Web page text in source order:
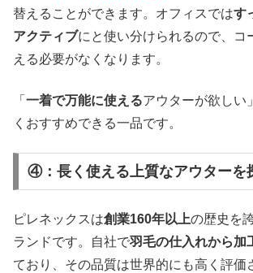
替えることができます。オフィスではす
アクティブにと使い分けられるので、コ
える必要がなくなります。
「 一着で万能に使えるアウターが欲しい
くおすすめできる一品です。
④：長く使える上質なアウターを
ピレネックスは創業160年以上の歴史を
ランドです。自社で羽毛の仕入れから加
ており、その品質は世界的にも高く評価